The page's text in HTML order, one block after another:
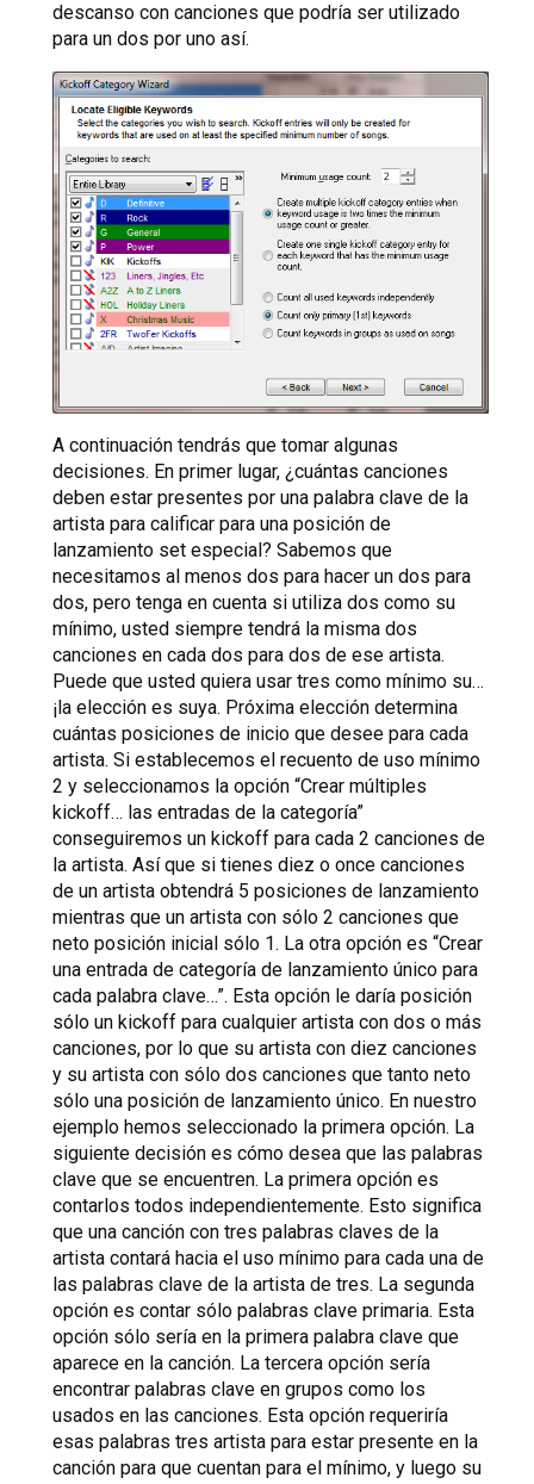
descanso con canciones que podría ser utilizado
para un dos por uno así.
A continuación tendrás que tomar algunas
decisiones. En primer lugar, ¿cuántas canciones
deben estar presentes por una palabra clave de la
artista para calificar para una posición de
lanzamiento set especial? Sabemos que
necesitamos al menos dos para hacer un dos para
dos, pero tenga en cuenta si utiliza dos como su
mínimo, usted siempre tendrá la misma dos
canciones en cada dos para dos de ese artista.
Puede que usted quiera usar tres como mínimo su…
¡la elección es suya. Próxima elección determina
cuántas posiciones de inicio que desee para cada
artista. Si establecemos el recuento de uso mínimo
2 y seleccionamos la opción “Crear múltiples
kickoff… las entradas de la categoría”
conseguiremos un kickoff para cada 2 canciones de
la artista. Así que si tienes diez o once canciones
de un artista obtendrá 5 posiciones de lanzamiento
mientras que un artista con sólo 2 canciones que
neto posición inicial sólo 1. La otra opción es “Crear
una entrada de categoría de lanzamiento único para
cada palabra clave…”. Esta opción le daría posición
sólo un kickoff para cualquier artista con dos o más
canciones, por lo que su artista con diez canciones
y su artista con sólo dos canciones que tanto neto
sólo una posición de lanzamiento único. En nuestro
ejemplo hemos seleccionado la primera opción. La
siguiente decisión es cómo desea que las palabras
clave que se encuentren. La primera opción es
contarlos todos independientemente. Esto significa
que una canción con tres palabras claves de la
artista contará hacia el uso mínimo para cada una de
las palabras clave de la artista de tres. La segunda
opción es contar sólo palabras clave primaria. Esta
opción sólo sería en la primera palabra clave que
aparece en la canción. La tercera opción sería
encontrar palabras clave en grupos como los
usados en las canciones. Esta opción requeriría
esas palabras tres artista para estar presente en la
canción para que cuentan para el mínimo, y luego su